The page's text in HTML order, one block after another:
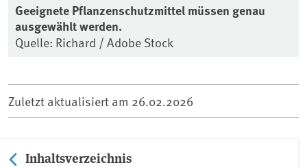
Geeignete Pflanzenschutzmittel müssen genau
ausgewählt werden.
Quelle: Richard / Adobe Stock
Zuletzt aktualisiert am 26.02.2026
Inhaltsverzeichnis